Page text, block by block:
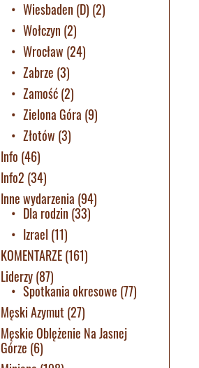
Wiesbaden (D) (2)
Wołczyn (2)
Wrocław (24)
Zabrze (3)
Zamość(2)
Zielona Góra (9)
Złotów (3)
Info (46)
Info2 (34)
Inne wydarzenia (94)
Dla rodzin (33)
Izrael (11)
KOMENTARZE(161)
Liderzy(87)
Spotkania okresowe (77)
Męski Azymut (27)
Męskie Oblężenie Na Jasnej
Górze (6)